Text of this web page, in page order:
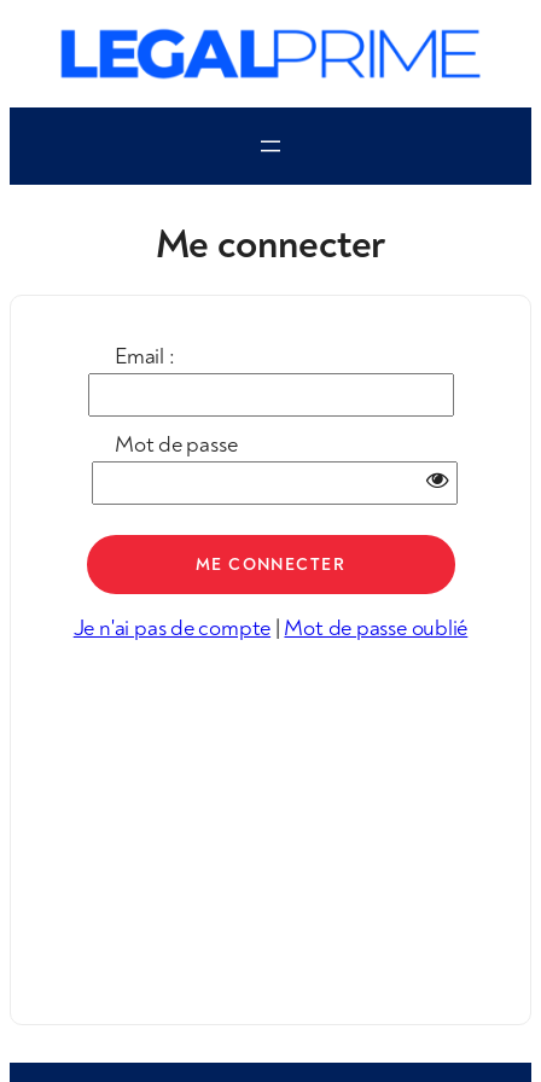
contenu
Me connecter
Email :
Mot de passe
Je n'ai pas de compte | Mot de passe oublié